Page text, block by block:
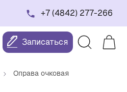
+7 (4842) 277-266
Записаться
Оправа очковая